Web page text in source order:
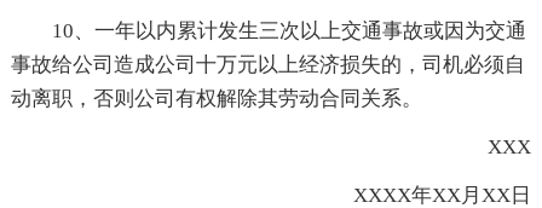
10、一年以内累计发生三次以上交通事故或因为交通
事故给公司造成公司十万元以上经济损失的，司机必须自
动离职，否则公司有权解除其劳动合同关系。
XXX
XXXX年XX月XX日